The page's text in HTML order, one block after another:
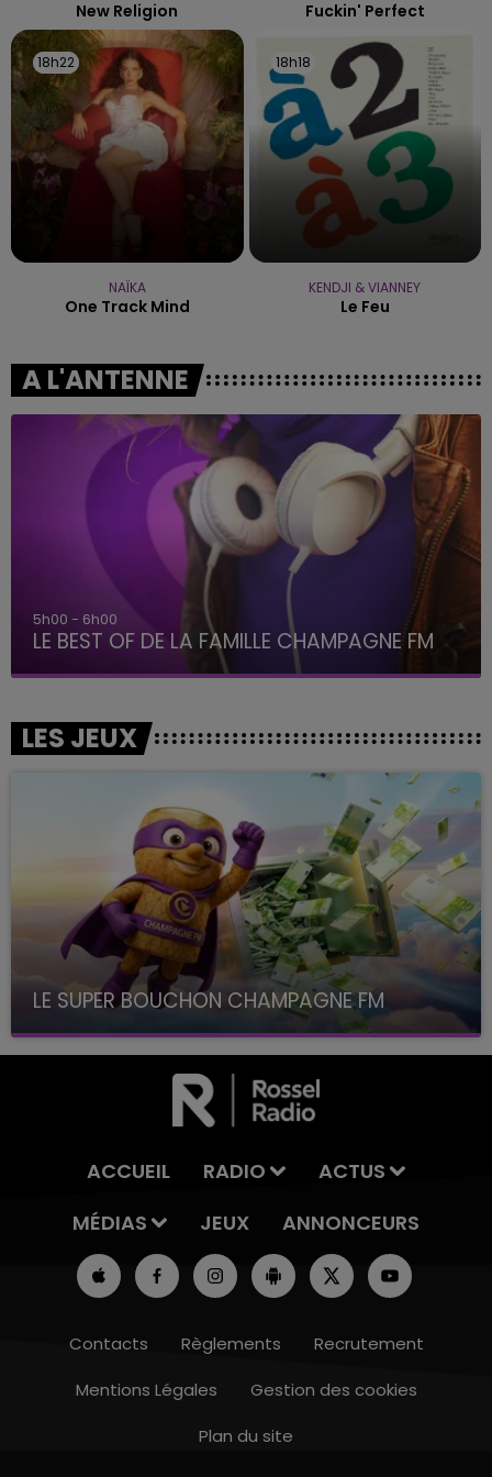
New Religion Fuckin' Perfect
18h22
18h22
NAÏKA
One Track Mind
18h18
18h18
KENDJI & VIANNEY
Le Feu
A L'ANTENNE
5h00 - 6h00
LE BEST OF DE LA FAMILLE CHAMPAGNE FM
LES JEUX
LE SUPER BOUCHON CHAMPAGNE FM
avec La Famille Champagne FM, à 8H10
ACCUEIL RADIO
ACTUS
MÉDIAS
JEUX ANNONCEURS
Contacts Règlements
Recrutement
Mentions Légales
Gestion des cookies
Plan du site